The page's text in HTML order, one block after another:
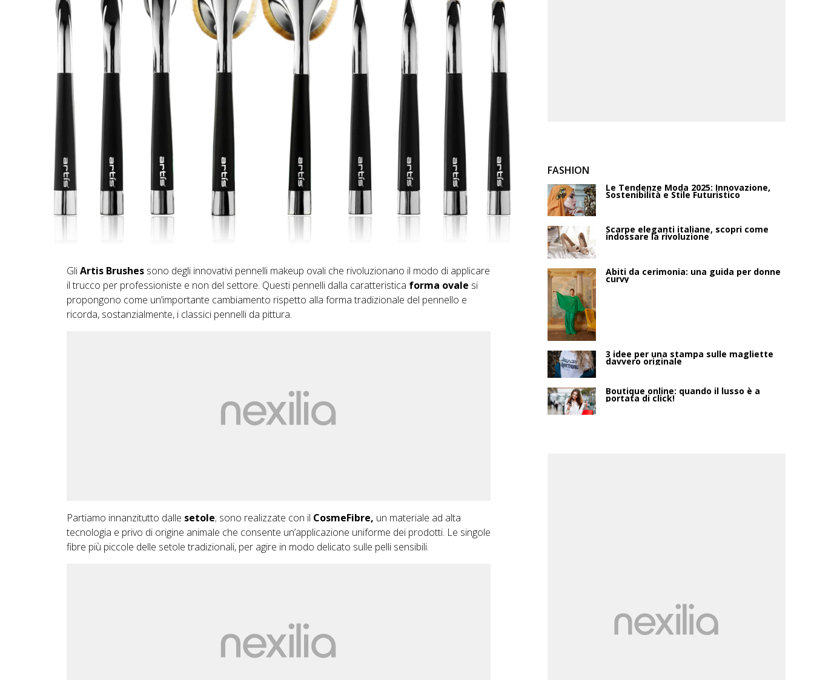
GliArtis Brushessono degli innovativi pennelli makeup ovali che rivoluzionano il modo di applicare
il trucco per professioniste e non del settore. Questi pennelli dalla caratteristica forma ovale si
propongono come un’importante cambiamento rispetto alla forma tradizionale del pennello e
ricorda, sostanzialmente, i classici pennelli da pittura.
Partiamo innanzitutto dalle setole; sono realizzate con il CosmeFibre, un materiale ad alta
tecnologia e privo di origine animale che consente un’applicazione uniforme dei prodotti. Le singole
fibre più piccole delle setole tradizionali, per agire in modo delicato sulle pelli sensibili.
FASHION
Le Tendenze Moda 2025: Innovazione,
Sostenibilità e Stile Futuristico
Scarpe eleganti italiane, scopri come
indossare la rivoluzione
Abiti da cerimonia: una guida per donne
curvy
3 idee per una stampa sulle magliette
davvero originale
Boutique online: quando il lusso è a
portata di click!